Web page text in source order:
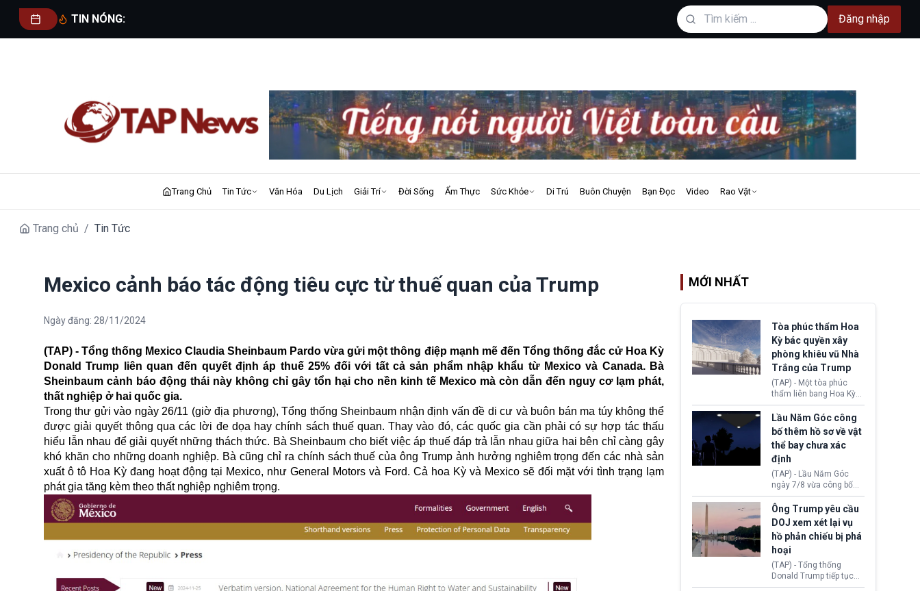
TIN NÓNG: Đăng nhập
Trang Chủ Tin Tức Văn Hóa Du Lịch Giải Trí Đời Sống Ẩm Thực Sức Khỏe Di Trú Buôn Chuyện Bạn Đọc Video Rao Vặt
Trang chủ / Tin Tức
Mexico cảnh báo tác động tiêu cực từ thuế quan của Trump
Ngày đăng: 28/11/2024
(TAP) - Tổng thống Mexico Claudia Sheinbaum Pardo vừa gửi một thông điệp mạnh mẽ đến Tổng thống đắc cử Hoa Kỳ
Donald Trump liên quan đến quyết định áp thuế 25% đối với tất cả sản phẩm nhập khẩu từ Mexico và Canada. Bà
Sheinbaum cảnh báo động thái này không chỉ gây tổn hại cho nền kinh tế Mexico mà còn dẫn đến nguy cơ lạm phát,
thất nghiệp ở hai quốc gia.
Trong thư gửi vào ngày 26/11 (giờ địa phương), Tổng thống Sheinbaum nhận định vấn đề di cư và buôn bán ma túy không thể
được giải quyết thông qua các lời đe dọa hay chính sách thuế quan. Thay vào đó, các quốc gia cần phải có sự hợp tác thấu
hiểu lẫn nhau để giải quyết những thách thức. Bà Sheinbaum cho biết việc áp thuế đáp trả lẫn nhau giữa hai bên chỉ càng gây
khó khăn cho những doanh nghiệp. Bà cũng chỉ ra chính sách thuế của ông Trump ảnh hưởng nghiêm trọng đến các nhà sản
xuất ô tô Hoa Kỳ đang hoạt động tại Mexico, như General Motors và Ford. Cả hoa Kỳ và Mexico sẽ đối mặt với tình trạng lạm
phát gia tăng kèm theo thất nghiệp nghiêm trọng.
MỚI NHẤT
Tòa phúc thẩm Hoa
Kỳ bác quyền xây
phòng khiêu vũ Nhà
Trắng của Trump
(TAP) - Một tòa phúc
thẩm liên bang Hoa Kỳ
vừa phán quyết, chính
quyền Tổng thống
Donald Trump không có
quyền tự ý xây phòng
khiêu vũ mới rộng
khoảng 90.000 feet
vuông tại khu vực Cánh
Đông Nhà Trắng.
Lầu Năm Góc công
bố thêm hồ sơ về vật
thể bay chưa xác
định
(TAP) - Lầu Năm Góc
ngày 7/8 vừa công bố
thêm 41 hồ sơ liên quan
đến UFO hay còn được
gọi là hiện tượng bất
thường chưa xác định
(UAP). Những tài liệu này
bao gồm hình ảnh,
video, báo cáo từ nhiều
cơ quan khác nhau như
Cục Điều tra Liên bang
Ông Trump yêu cầu
DOJ xem xét lại vụ
hồ phản chiếu bị phá
hoại
(TAP) - Tổng thống
Donald Trump tiếp tục
cho rằng, hồ phản chiếu